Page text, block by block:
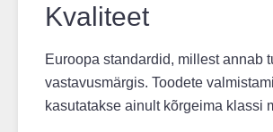
Kvaliteet
Euroopa standardid, millest annab
vastavusmärgis. Toodete
kasutatakse ainult kõrgeima klassi